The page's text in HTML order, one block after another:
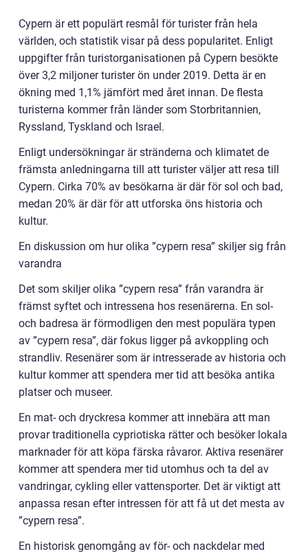
Cypern är ett populärt resmål för turister från hela
världen, och statistik visar på dess popularitet. Enligt
uppgifter från turistorganisationen på Cypern besökte
över 3,2 miljoner turister ön under 2019. Detta är en
ökning med 1,1% jämfört med året innan. De flesta
turisterna kommer från länder som Storbritannien,
Ryssland, Tyskland och Israel.
Enligt undersökningar är stränderna och klimatet de
främsta anledningarna till att turister väljer att resa till
Cypern. Cirka 70% av besökarna är där för sol och bad,
medan 20% är där för att utforska öns historia och
kultur.
En diskussion om hur olika ”cypern resa” skiljer sig från
varandra
Det som skiljer olika ”cypern resa” från varandra är
främst syftet och intressena hos resenärerna. En sol-
och badresa är förmodligen den mest populära typen
av ”cypern resa”, där fokus ligger på avkoppling och
strandliv. Resenärer som är intresserade av historia och
kultur kommer att spendera mer tid att besöka antika
platser och museer.
En mat- och dryckresa kommer att innebära att man
provar traditionella cypriotiska rätter och besöker lokala
marknader för att köpa färska råvaror. Aktiva resenärer
kommer att spendera mer tid utomhus och ta del av
vandringar, cykling eller vattensporter. Det är viktigt att
anpassa resan efter intressen för att få ut det mesta av
”cypern resa”.
En historisk genomgång av för- och nackdelar med